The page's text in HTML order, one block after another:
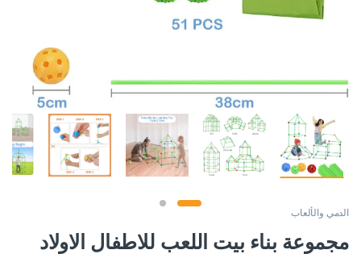
الدمي والألعاب
مجموعة بناء بيت اللعب للاطفال الاولاد